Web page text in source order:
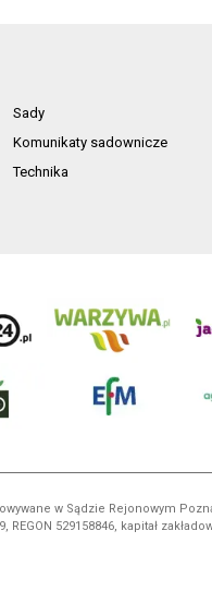
Sady
Komunikaty sadownicze
Technika
w Sądzie Rejonowym
REGON 529158846, kapitał